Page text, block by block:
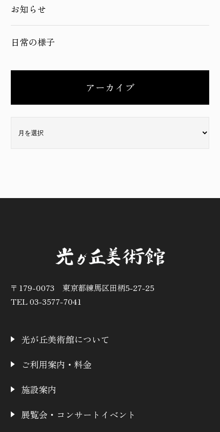
お知らせ
日常の様子
アーカイブ
カ
〒179-0073 東京都練馬区田柄5-27-25
TEL 03-3577-7041
光が丘美術館について
ご利用案内・料金
施設案内
展覧会・コンサートイベント